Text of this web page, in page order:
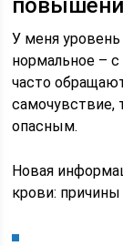
У меня
нормальное –
часто
самочувствие,
опасным.
Новая
крови: